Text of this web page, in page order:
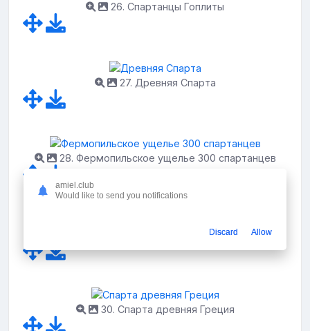
26. Спартанцы Гоплиты
27. Древняя Спарта
28. Фермопильское ущелье 300 спартанцев
29. 300 Спартанцев битва
30. Спарта древняя Греция
amiel.club
Would like to send you notifications
Discard Allow